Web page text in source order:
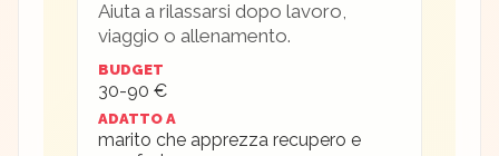
Aiuta a rilassarsi dopo lavoro,
viaggio o allenamento.
BUDGET
30-90 €
ADATTO A
marito che apprezza recupero e